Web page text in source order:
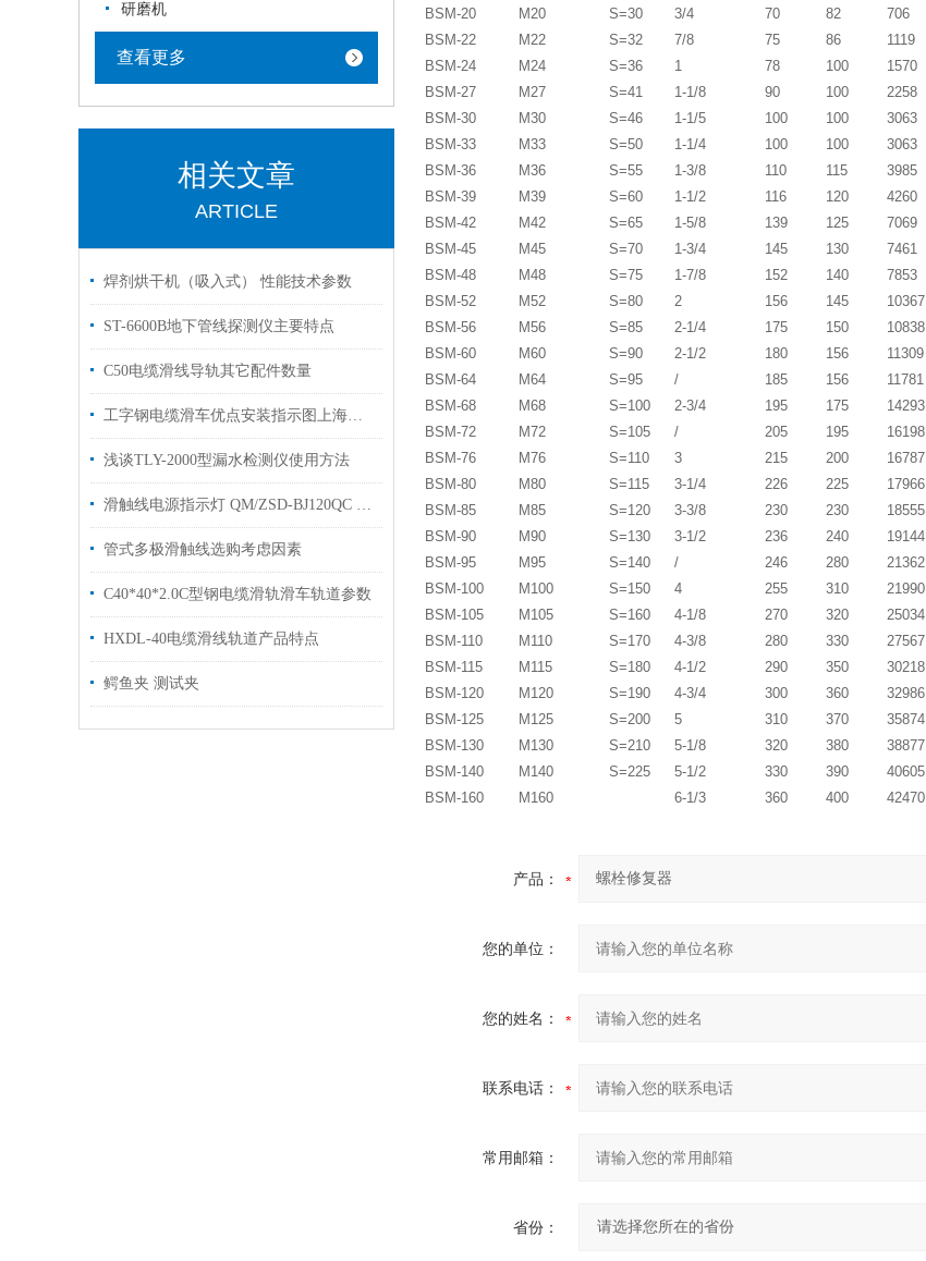
研磨机
查看更多
相关文章
ARTICLE
焊剂烘干机（吸入式） 性能技术参数
ST-6600B地下管线探测仪主要特点
C50电缆滑线导轨其它配件数量
工字钢电缆滑车优点安装指示图上海康登电气科技有限公司
浅谈TLY-2000型漏水检测仪使用方法
滑触线电源指示灯 QM/ZSD-BJ120QC 讲解
管式多极滑触线选购考虑因素
C40*40*2.0C型钢电缆滑轨滑车轨道参数
HXDL-40电缆滑线轨道产品特点
鳄鱼夹 测试夹
BSM-20
M20 S=30 3/4 70 82 706
BSM-22
M22 S=32 7/8 75 86 1119
BSM-24
M24 S=36 1 78 100 1570
BSM-27
M27 S=41 1-1/8 90 100 2258
BSM-30
M30 S=46 1-1/5 100 100 3063
BSM-33
M33 S=50 1-1/4 100 100 3063
BSM-36
M36 S=55 1-3/8 110 115 3985
BSM-39
M39 S=60 1-1/2 116 120 4260
BSM-42
M42 S=65 1-5/8 139 125 7069
BSM-45
M45 S=70 1-3/4 145 130 7461
BSM-48
M48 S=75 1-7/8 152 140 7853
BSM-52
M52 S=80 2 156 145 10367
BSM-56
M56 S=85 2-1/4 175 150 10838
BSM-60
M60 S=90 2-1/2 180 156 11309
BSM-64
M64 S=95 / 185 156 11781
BSM-68
M68 S=100 2-3/4 195 175 14293
BSM-72
M72 S=105 / 205 195 16198
BSM-76
M76 S=110 3 215 200 16787
BSM-80
M80 S=115 3-1/4 226 225 17966
BSM-85
M85 S=120 3-3/8 230 230 18555
BSM-90
M90 S=130 3-1/2 236 240 19144
BSM-95
M95 S=140 / 246 280 21362
BSM-100
M100 S=150 4 255 310 21990
BSM-105
M105 S=160 4-1/8 270 320 25034
BSM-110
M110 S=170 4-3/8 280 330 27567
BSM-115
M115 S=180 4-1/2 290 350 30218
BSM-120
M120 S=190 4-3/4 300 360 32986
BSM-125
M125 S=200 5 310 370 35874
BSM-130
M130 S=210 5-1/8 320 380 38877
BSM-140
M140 S=225 5-1/2 330 390 40605
BSM-160
M160 6-1/3 360 400 42470
产品：
您的单位：
您的姓名：
联系电话：
常用邮箱：
省份：